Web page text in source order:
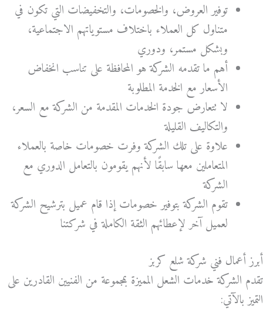
توفير العروض، والخصومات، والتخفيضات التي تكون في
متناول كل العملاء باختلاف مستوياتهم الاجتماعية،
وبشكل مستمر، ودوري
أهم ما تقدمه الشركة هو المحافظة على تناسب انخفاض
الأسعار مع الخدمة المطلوبة
لا تتعارض جودة الخدمات المقدمة من الشركة مع السعر،
والتكاليف القليلة
علاوة على تلك الشركة وفرت خصومات خاصة بالعملاء
المتعاملين معها سابقًا لأنهم يقومون بالتعامل الدوري مع
الشركة
تقوم الشركة بتوفير خصومات إذا قام عميل بترشيح الشركة
لعميل آخر لإعطائهم الثقة الكاملة في شركتنا
أبرز أعمال فني شركة شلع كربز
تقدم الشركة خدمات الشعل المميزة بمجموعة من الفنيين القادرين على
التميز بالآتي: